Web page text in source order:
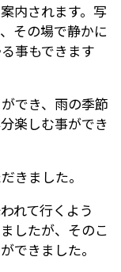
内されます。写
その場で静かに
事もできます
でき、雨の季節
楽しむ事ができ
きました。
れて行くよう
したが、そのこ
できました。